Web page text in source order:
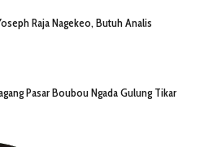
Raja Nagekeo, Butuh Analis
Pasar Boubou Ngada Gulung Tikar